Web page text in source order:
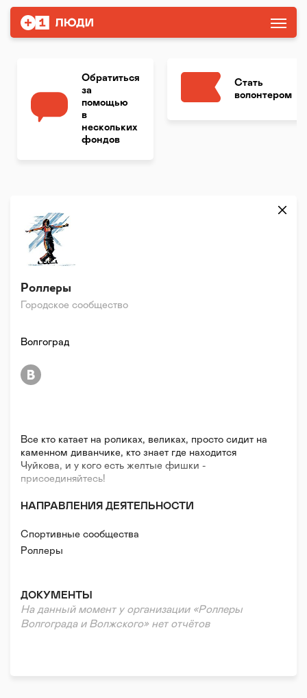
Обратиться
за
помощью
в
нескольких
фондов
Стать
волонтером
Городское сообщество
Роллеры
Все кто катает на роликах, великах, просто сидит на
каменном диванчике, кто знает где находится
Чуйкова, и у кого есть желтые фишки -
присоединяйтесь!
НАПРАВЛЕНИЯ ДЕЯТЕЛЬНОСТИ
Спортивные сообщества
Роллеры
ДОКУМЕНТЫ
На данный момент у организации «Роллеры
Волгограда и Волжского» нет отчётов
Волгоград